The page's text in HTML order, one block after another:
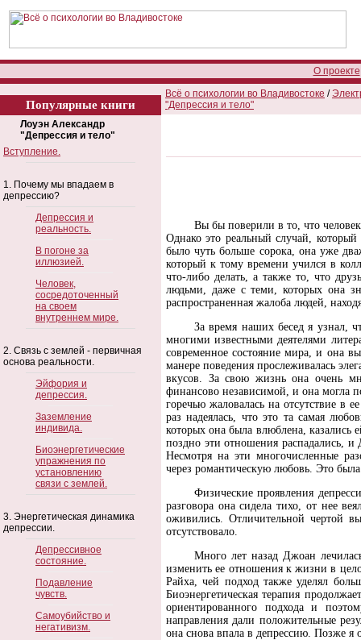
О проекте
Популярные книги
Лоуэн Александр
"Депрессия и тело"
Вступление.
1. Почему мы впадаем в
депрессию?
Депрессия и
реальность.
В погоне за
иллюзией.
Человек,
сосредоточенный
на своем
внутреннем мире.
2. Связь с землей - первичная
основа реальности.
Эйфория и
депрессия.
Заземление
индивида.
Биоэнергетические
упражнения по
установлению
связи с землей.
3. Энергетическая динамика
депрессии.
Депрессивное
состояние.
Подавление
чувств.
Самоубийство и
негативизм.
Всё о психологии во Владивостоке /
"Депрессия и тело"
Вы бы поверили в то, что
Однако это реальный случай,
было чуть больше сорока, она уже
который к тому времени учился в
что-либо делать, а также то, что
людьми, даже с теми, которых она
распространенная жалоба людей,
За время наших бесед я узнал,
многими известными деятелями
современное состояние мира, и она
манере поведения прослеживалась
вкусов. За свою жизнь она очень
финансово независимой, и она могла
горечью жаловалась на отсутствие
раз надеялась, что это та самая
которых она была влюблена,
поздно эти отношения распадались, и
Несмотря на эти многочисленные
через романтическую любовь. Это
Физические проявления
разговора она сидела тихо, от нее
оживились. Отличительной чертой
отсутствовало.
Много лет назад Джоан
изменить ее отношения к жизни в
Райха, чей подход также уделял
Биоэнергетическая терапия
ориентированного подхода и
направления дали положительные
она снова впала в депрессию. Позже я